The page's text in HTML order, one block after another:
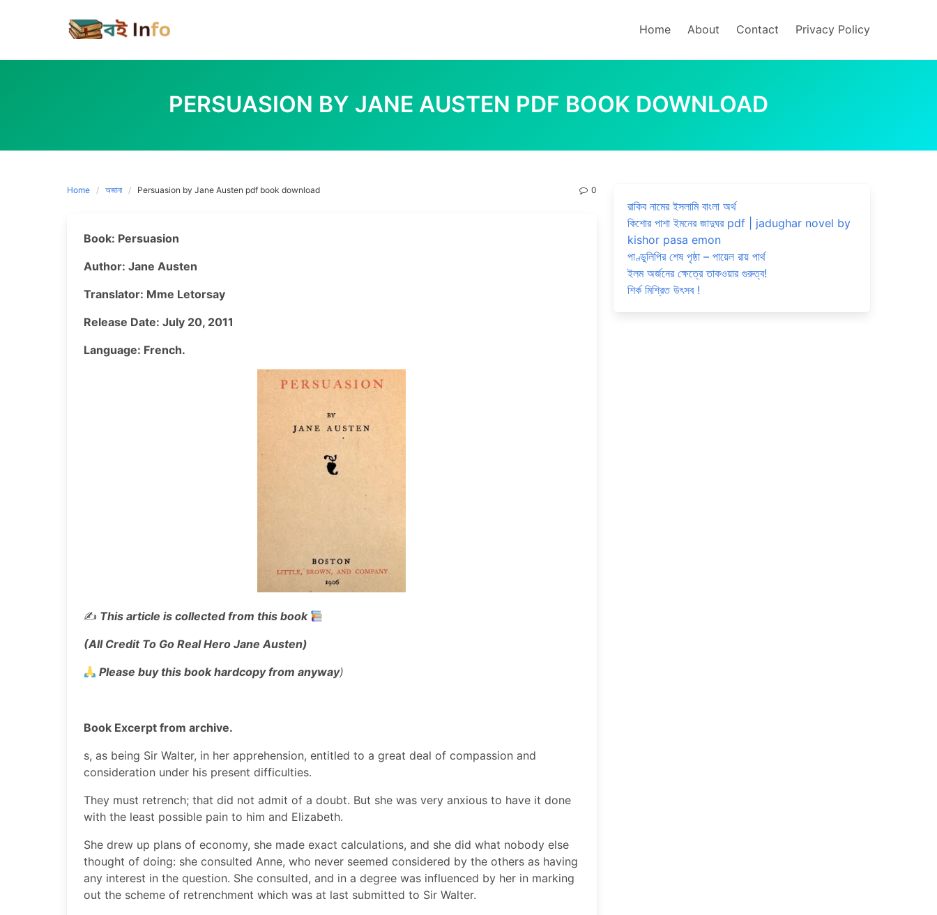
Home About Contact Privacy Policy
PERSUASION BY JANE AUSTEN PDF BOOK DOWNLOAD
Home অজানা Persuasion by Jane Austen pdf book download 0
Book: Persuasion
Author: Jane Austen
Translator: Mme Letorsay
Release Date: July 20, 2011
Language: French.
✍️ This article is collected from this book
(All Credit To Go Real Hero Jane Austen)
Please buy this book hardcopy from anyway)
Book Excerpt from archive.
s, as being Sir Walter, in her apprehension, entitled to a great deal of compassion and
consideration under his present difficulties.
They must retrench; that did not admit of a doubt. But she was very anxious to have it done
with the least possible pain to him and Elizabeth.
She drew up plans of economy, she made exact calculations, and she did what nobody else
thought of doing: she consulted Anne, who never seemed considered by the others as having
any interest in the question. She consulted, and in a degree was influenced by her in marking
out the scheme of retrenchment which was at last submitted to Sir Walter.
রাকিব নামের ইসলামি বাংলা অর্থ
কিশোর পাশা ইমনের জাদুঘর pdf | jadughar novel by
kishor pasa emon
পাণ্ডুলিপির শেষ পৃষ্ঠা – পায়েল রায় পার্থ
ইলম অর্জনের ক্ষেত্রে তাকওয়ার গুরুত্ব!
শির্ক মিশ্রিত উৎসব !